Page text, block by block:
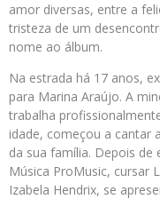
amor diversas, entre a
tristeza de um
nome ao álbum.
Na estrada há 17 anos,
para Marina Araújo. A
trabalha
idade, começou a cantar
da sua família. Depois de
Música ProMusic, cursar
Izabela Hendrix, se